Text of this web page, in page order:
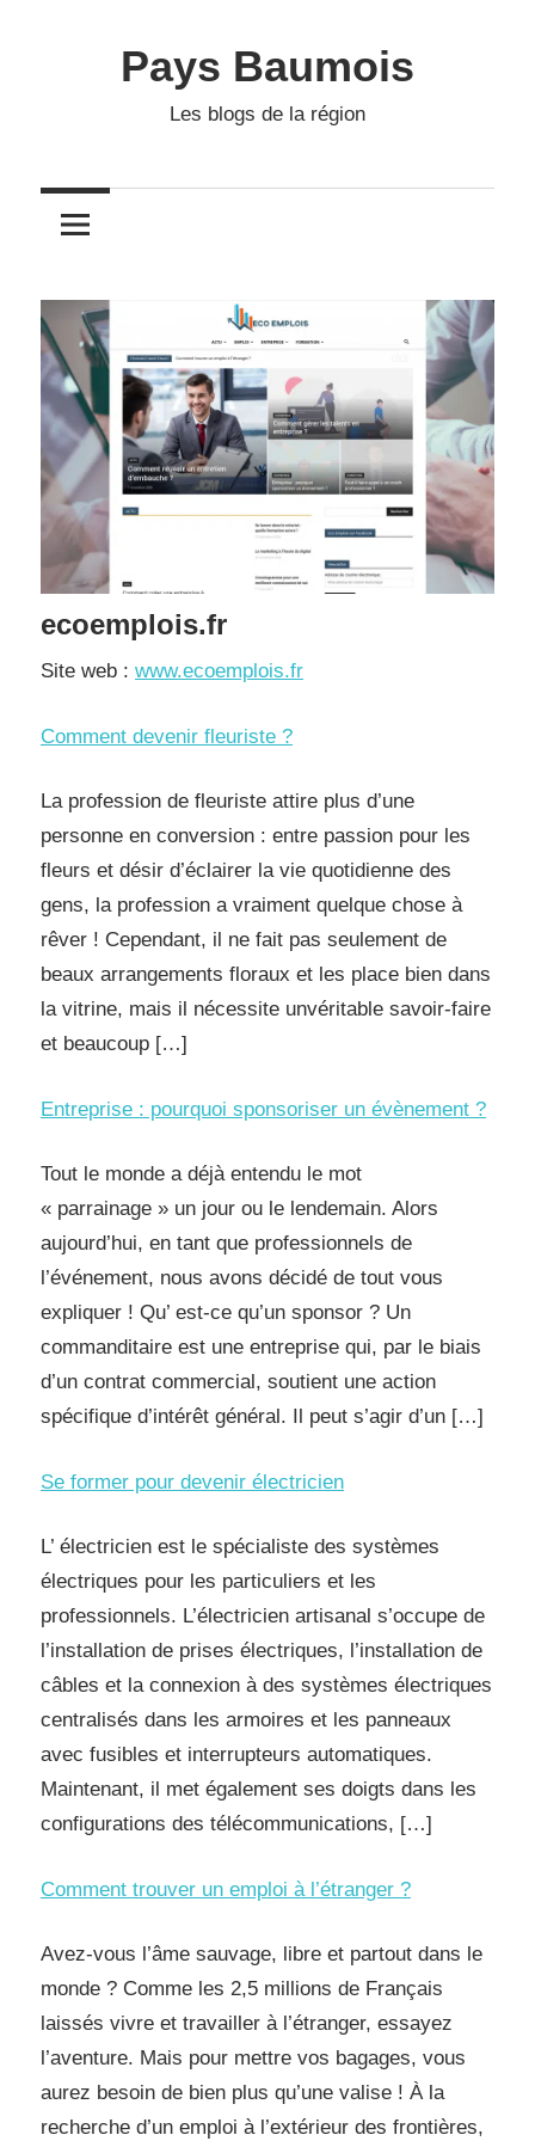
Pays Baumois
Les blogs de la région
ecoemplois.fr
Site web : www.ecoemplois.fr
Comment devenir fleuriste ?
La profession de fleuriste attire plus d’une
personne en conversion : entre passion pour les
fleurs et désir d’éclairer la vie quotidienne des
gens, la profession a vraiment quelque chose à
rêver ! Cependant, il ne fait pas seulement de
beaux arrangements floraux et les place bien dans
la vitrine, mais il nécessite unvéritable savoir-faire
et beaucoup […]
Entreprise : pourquoi sponsoriser un évènement ?
Tout le monde a déjà entendu le mot
« parrainage » un jour ou le lendemain. Alors
aujourd’hui, en tant que professionnels de
l’événement, nous avons décidé de tout vous
expliquer ! Qu’ est-ce qu’un sponsor ? Un
commanditaire est une entreprise qui, par le biais
d’un contrat commercial, soutient une action
spécifique d’intérêt général. Il peut s’agir d’un […]
Se former pour devenir électricien
L’ électricien est le spécialiste des systèmes
électriques pour les particuliers et les
professionnels. L’électricien artisanal s’occupe de
l’installation de prises électriques, l’installation de
câbles et la connexion à des systèmes électriques
centralisés dans les armoires et les panneaux
avec fusibles et interrupteurs automatiques.
Maintenant, il met également ses doigts dans les
configurations des télécommunications, […]
Comment trouver un emploi à l’étranger ?
Avez-vous l’âme sauvage, libre et partout dans le
monde ? Comme les 2,5 millions de Français
laissés vivre et travailler à l’étranger, essayez
l’aventure. Mais pour mettre vos bagages, vous
aurez besoin de bien plus qu’une valise ! À la
recherche d’un emploi à l’extérieur des frontières,